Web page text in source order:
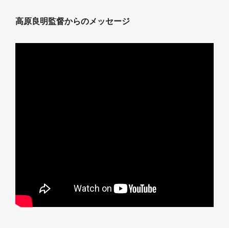
高原良明監督からのメッセージ